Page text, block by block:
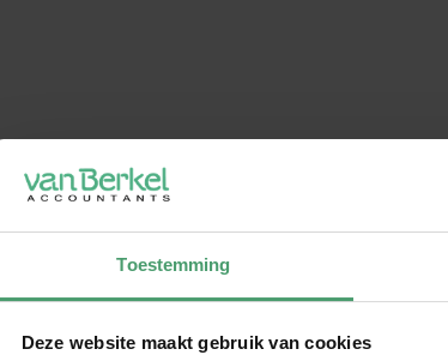
Toestemming
Deze website maakt gebruik van cookies
een transportbedrijf wordt aansprakelijk gesteld
heeft gedaan. De rechtbank oordeelt